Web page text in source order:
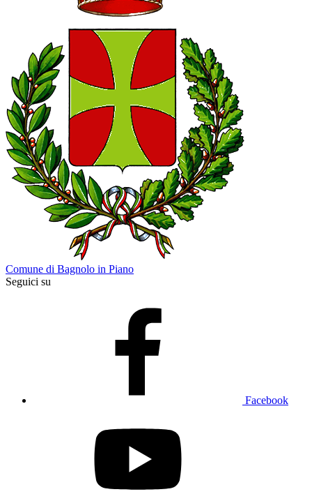
Comune di Bagnolo in Piano
Seguici su
Facebook